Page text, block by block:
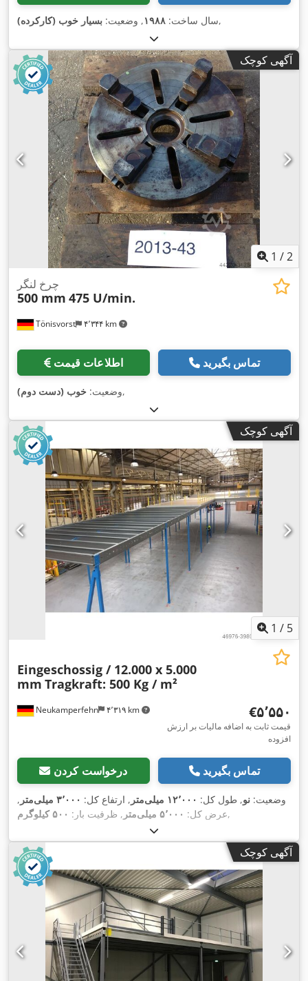
سال ساخت: ۱۹۸۸, وضعیت: بسیار خوب (کارکرده) ,
آگهی کوچک
1 /2
Tönisvorst ۴٬۳۴۴ km
چرخ لنگر
500 mm 475 U/min.
اطلاعات قیمت تماس بگیرید
وضعیت: خوب (دست دوم) ,
آگهی کوچک
1 / 5
Neukamperfehn ۴٬۳۱۹ km
Eingeschossig / 12.000 x 5.000
mm Tragkraft: 500 Kg / m²
‎€۵٬۵۵۰
قیمت ثابت به اضافه مالیات بر ارزش
افزوده
درخواست کردن تماس بگیرید
وضعیت: نو, طول کل: ۱۲٬۰۰۰ میلی‌متر , ارتفاع کل: ۳٬۰۰۰ میلی‌متر
,
عرض کل: ۵٬۰۰۰ میلی‌متر , ظرفیت بار: ۵۰۰ کیلوگرم ,
آگهی کوچک